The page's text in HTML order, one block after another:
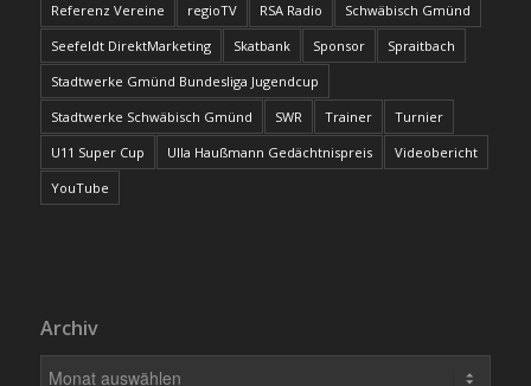
Referenz Vereine
regioTV RSA Radio
Schwäbisch Gmünd
Seefeldt DirektMarketing
Skatbank Sponsor
Spraitbach
Stadtwerke Gmünd Bundesliga Jugendcup
Stadtwerke Schwäbisch Gmünd
SWR Trainer
Turnier
U11 Super Cup
Ulla Haußmann Gedächtnispreis
Videobericht
YouTube
Archiv